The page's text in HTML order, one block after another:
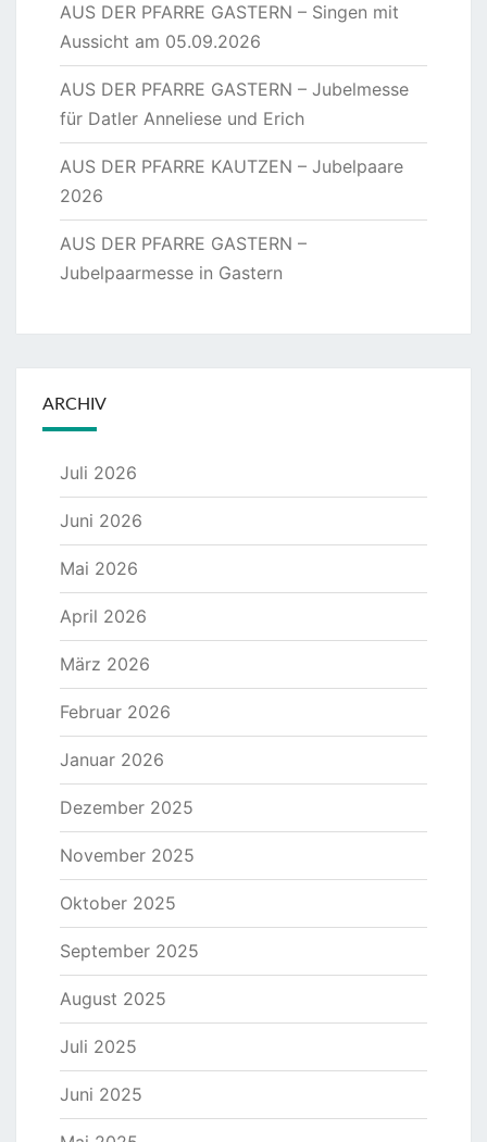
AUS DER PFARRE GASTERN – Singen mit
Aussicht am 05.09.2026
AUS DER PFARRE GASTERN – Jubelmesse
für Datler Anneliese und Erich
AUS DER PFARRE KAUTZEN – Jubelpaare
2026
AUS DER PFARRE GASTERN –
Jubelpaarmesse in Gastern
ARCHIV
Juli 2026
Juni 2026
Mai 2026
April 2026
März 2026
Februar 2026
Januar 2026
Dezember 2025
November 2025
Oktober 2025
September 2025
August 2025
Juli 2025
Juni 2025